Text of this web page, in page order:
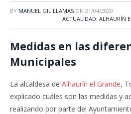
BY MANUEL GIL LLAMAS ON 21/04/2020
ACTUALIDAD, ALHAURÍN
Medidas en las
Municipales
La alcaldesa de Alhaurín el Grande,
explicado cuáles son las medidas y
realizando por parte del